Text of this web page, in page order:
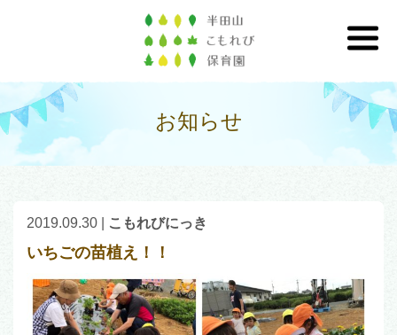
お知らせ
2019.09.30 こもれびにっき
いちごの苗植え！！